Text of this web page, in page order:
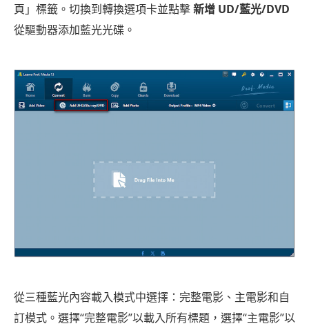
頁」標籤。切換到轉換選項卡並點擊新增 UD/藍光/DVD
從驅動器添加藍光光碟。
從三種藍光內容載入模式中選擇：完整電影、主電影和自
訂模式。選擇“完整電影”以載入所有標題，選擇“主電影”以